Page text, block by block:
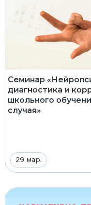
Семинар
диагностика и
школьного
случая»
29 мар.